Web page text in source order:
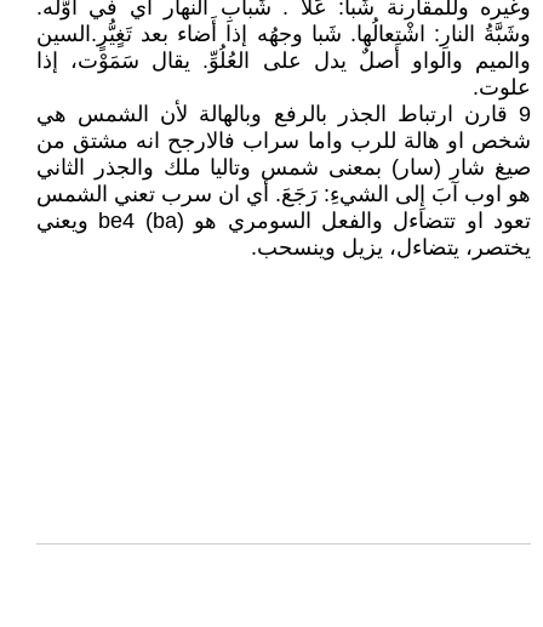
وغيره وللمقارنة شَبا: عَلا . شَبابِ النهار أَي في أَوَّله.
وشَبَّةُ النارِ: اشْتِعالُها. شَبا وجهُه إذا أَضاء بعد تَغٍيُّرٍ.السين
والميم والواو أصلٌ يدل على العُلُوِّ. يقال سَمَوْت، إذا
علوت.
9 قارن ارتباط الجذر بالرفع وبالهالة لأن الشمس هي
شخص او هالة للرب واما سراب فالارجح انه مشتق من
صيغ شار (سار) بمعنى شمس وتاليا ملك والجذر الثاني
هو اوب آبَ إِلى الشيءِ: رَجَعَ. أي ان سرب تعني الشمس
تعود او تتضاءل والفعل السومري هو (be4 (ba ويعني
يختصر، يتضاءل، يزيل وينسحب.